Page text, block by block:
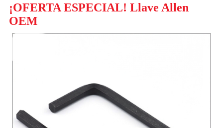
¡OFERTA ESPECIAL! Llave Allen
OEM